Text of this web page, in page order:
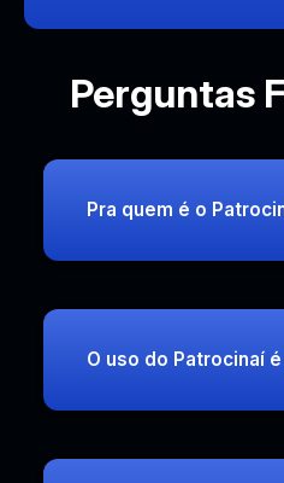
Perguntas
Pra quem é o
O uso do Patrocinaí